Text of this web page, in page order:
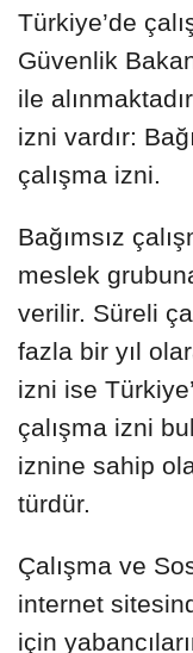
Türkiye’de
Güvenlik
ile
izni vardır:
çalışma izni.
Bağımsız
meslek
verilir. Süreli
fazla bir yıl
izni ise
çalışma izni
iznine sahip
türdür.
Çalışma ve
internet
için